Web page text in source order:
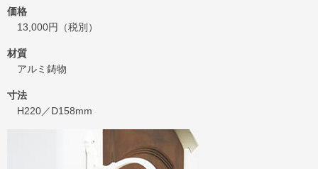
価格
13,000円（税別）
材質
アルミ鋳物
寸法
H220／D158mm